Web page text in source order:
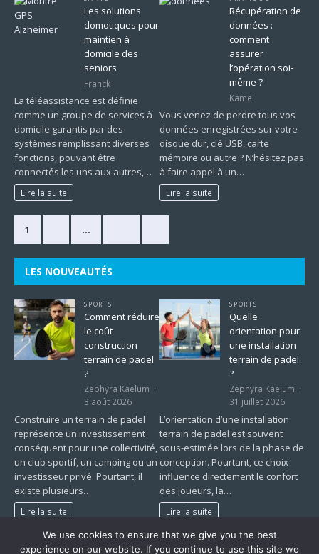
Les solutions
domotiques pour
maintien à
domicile des
seniors
Franck
La téléassistance est définie
comme un groupe de services à
domicile garantis par des
systèmes remplissant diverses
fonctions, pouvant être
connectés les uns aux autres,…
Lire la suite
Récupération de
données :
comment
assurer
l’opération soi-
même ?
Kamel
Vous venez de perdre tous vos
données enregistrées sur votre
disque dur, clé USB, carte
mémoire ou autre ? N’hésitez pas
à faire appel à un…
Lire la suite
1 …
LES NOUVEAUTÉS
SPORTS
Comment réduire
le coût
construction
terrain de padel
?
Zephyra Kaelum
3 août 2026
Construire un terrain de padel
représente un investissement
conséquent pour une collectivité,
un club sportif, un camping ou un
investisseur privé. Pourtant, il
existe plusieurs…
Lire la suite
SPORTS
Quelle
orientation pour
une installation
terrain de padel
?
Zephyra Kaelum
31 juillet 2026
L’orientation d’une installation
terrain de padel est souvent
sous-estimée lors de la phase de
conception. Pourtant, ce choix
influence directement le confort
des joueurs, la…
Lire la suite
1 2 … 225 »
We use cookies to ensure that we give you the best
experience on our website. If you continue to use this site we